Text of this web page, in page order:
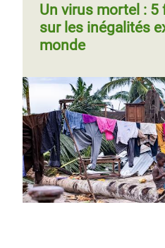
Un virus mortel :
sur les inégalités
monde